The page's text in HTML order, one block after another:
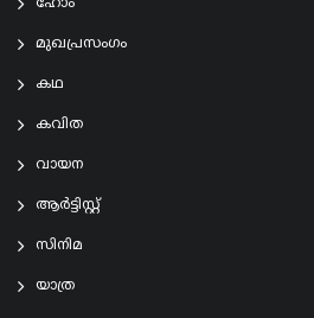
ഹോം
മുഖപ്രസംഗം
കഥ
കവിത
വായന
ആര്‍ട്ടിസ്റ്റ്
സിനിമ
യാത്ര